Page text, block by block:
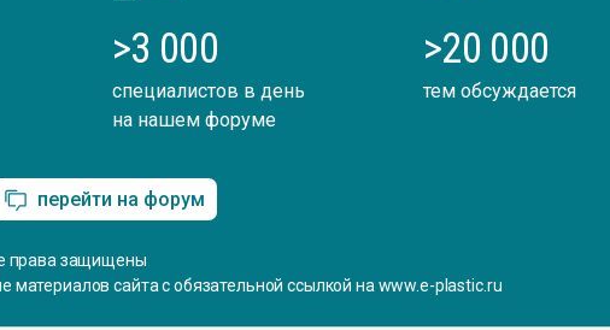
>3 000
специалистов в день
на нашем форуме
>20 000
тем обсуждается
перейти на форум
права защищены
материалов сайта с обязательной ссылкой на www.e-plastic.ru